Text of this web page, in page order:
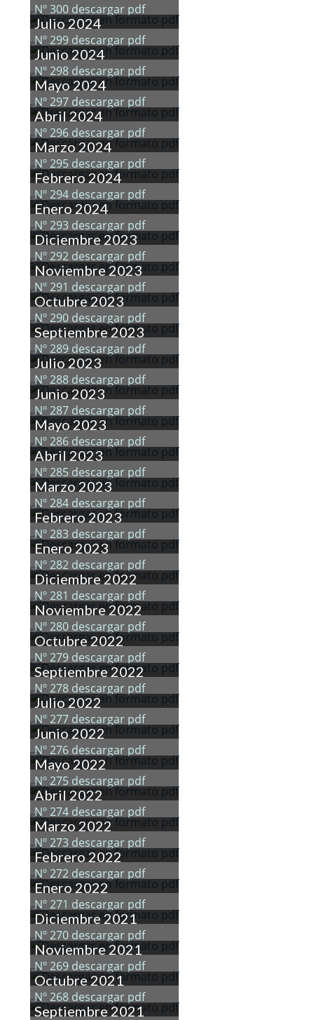
Nº 300 descargar pdf
Julio 2024
Nº 299 descargar pdf
Junio 2024
Nº 298 descargar pdf
Mayo 2024
Nº 297 descargar pdf
Abril 2024
Nº 296 descargar pdf
Marzo 2024
Nº 295 descargar pdf
Febrero 2024
Nº 294 descargar pdf
Enero 2024
Nº 293 descargar pdf
Diciembre 2023
Nº 292 descargar pdf
Noviembre 2023
Nº 291 descargar pdf
Octubre 2023
Nº 290 descargar pdf
Septiembre 2023
Nº 289 descargar pdf
Julio 2023
Nº 288 descargar pdf
Junio 2023
Nº 287 descargar pdf
Mayo 2023
Nº 286 descargar pdf
Abril 2023
Nº 285 descargar pdf
Marzo 2023
Nº 284 descargar pdf
Febrero 2023
Nº 283 descargar pdf
Enero 2023
Nº 282 descargar pdf
Diciembre 2022
Nº 281 descargar pdf
Noviembre 2022
Nº 280 descargar pdf
Octubre 2022
Nº 279 descargar pdf
Septiembre 2022
Nº 278 descargar pdf
Julio 2022
Nº 277 descargar pdf
Junio 2022
Nº 276 descargar pdf
Mayo 2022
Nº 275 descargar pdf
Abril 2022
Nº 274 descargar pdf
Marzo 2022
Nº 273 descargar pdf
Febrero 2022
Nº 272 descargar pdf
Enero 2022
Nº 271 descargar pdf
Diciembre 2021
Nº 270 descargar pdf
Noviembre 2021
Nº 269 descargar pdf
Octubre 2021
Nº 268 descargar pdf
Septiembre 2021